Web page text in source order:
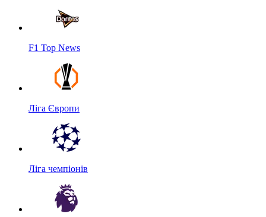
F1 Top News
Ліга Європи
Ліга чемпіонів